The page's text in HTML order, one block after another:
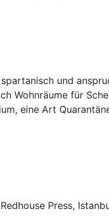
und
Wohnräume für
eine Art
Redhouse Press,